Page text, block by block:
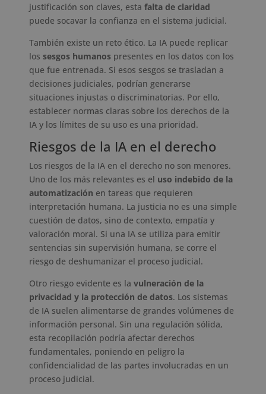
justificación son claves, esta falta de claridad
puede socavar la confianza en el sistema judicial.
También existe un reto ético. La IA puede replicar
los sesgos humanospresentes en los datos con los
que fue entrenada. Si esos sesgos se trasladan a
decisiones judiciales, podrían generarse
situaciones injustas o discriminatorias. Por ello,
establecer normas claras sobre los derechos de la
IA y los límites de su uso es una prioridad.
Riesgos de la IA en el derecho
Los riesgos de la IA en el derecho no son menores.
Uno de los más relevantes es el uso indebido de la
automatización en tareas que requieren
interpretación humana. La justicia no es una simple
cuestión de datos, sino de contexto, empatía y
valoración moral. Si una IA se utiliza para emitir
sentencias sin supervisión humana, se corre el
riesgo de deshumanizar el proceso judicial.
Otro riesgo evidente es la vulneración de la
privacidad y la protección de datos. Los sistemas
de IA suelen alimentarse de grandes volúmenes de
información personal. Sin una regulación sólida,
esta recopilación podría afectar derechos
fundamentales, poniendo en peligro la
confidencialidad de las partes involucradas en un
proceso judicial.